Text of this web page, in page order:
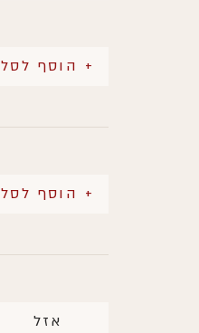
+ הוסף לסל
+ הוסף לסל
אזל